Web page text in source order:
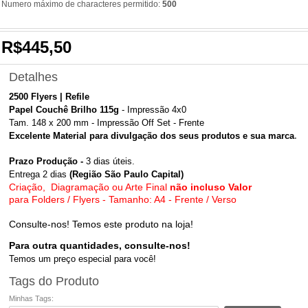
Numero máximo de characteres permitido: 500
R$445,50
Detalhes
2500 Flyers | Refile
Papel Couchê Brilho 115g - Impressão 4x0
Tam. 148 x 200 mm - Impressão Off Set - Frente
Excelente Material para divulgação dos seus produtos e sua marca.
Prazo Produção -3 dias úteis.
Entrega2 dias (Região São Paulo Capital)
Criação, Diagramação ou Arte Final não incluso Valor
para Folders / Flyers - Tamanho: A4 - Frente / Verso
Consulte-nos! Temos este produto na loja!
Para outra quantidades, consulte-nos!
Temos um preço especial para você!
Tags do Produto
Minhas Tags: